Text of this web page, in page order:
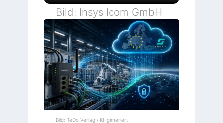
Bild: Insys Icom GmbH
Bild: TeDo Verlag / KI-generiert